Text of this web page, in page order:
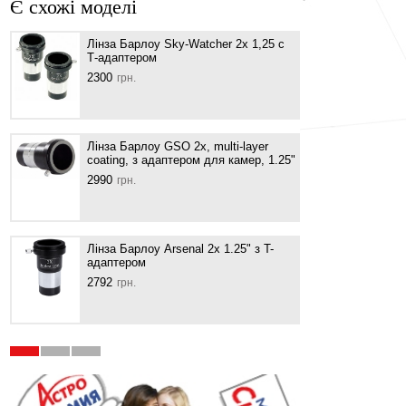
Є схожі моделі
Лінза Барлоу Sky-Watcher 2x 1,25 с
Т-адаптером
2300 грн.
Лінза Барлоу GSO 2x, multi-layer
coating, з адаптером для камер, 1.25"
2990 грн.
Лінза Барлоу Arsenal 2х 1.25" з T-
адаптером
2792 грн.